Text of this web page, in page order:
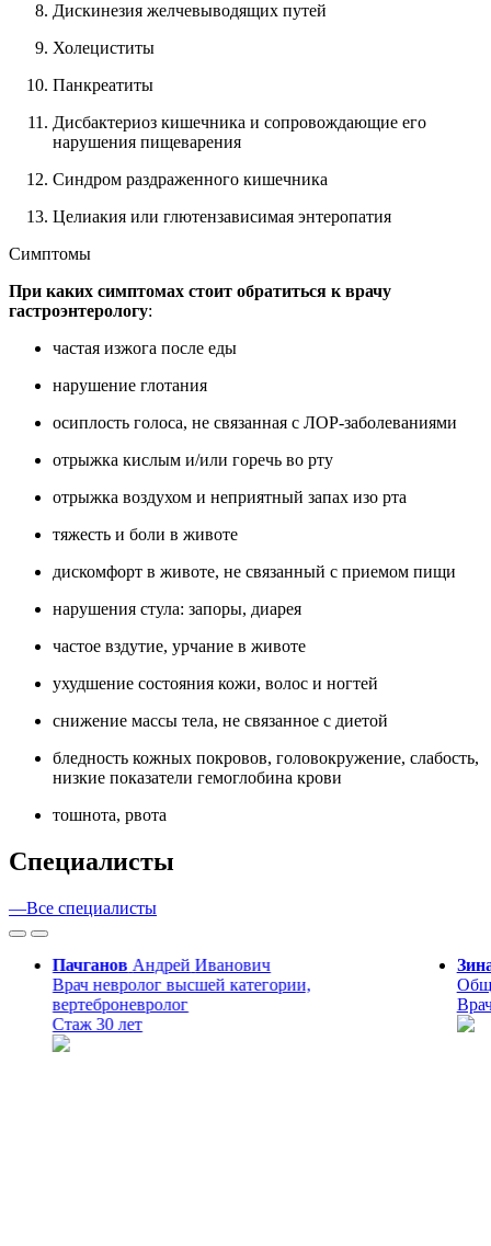
Дискинезия желчевыводящих путей
Холециститы
Панкреатиты
Дисбактериоз кишечника и сопровождающие его
нарушения пищеварения
Синдром раздраженного кишечника
Целиакия или глютензависимая энтеропатия
Симптомы
При каких симптомах стоит обратиться к врачу
гастроэнтерологу:
частая изжога после еды
нарушение глотания
осиплость голоса, не связанная с ЛОР-заболеваниями
отрыжка кислым и/или горечь во рту
отрыжка воздухом и неприятный запах изо рта
тяжесть и боли в животе
дискомфорт в животе, не связанный с приемом пищи
нарушения стула: запоры, диарея
частое вздутие, урчание в животе
ухудшение состояния кожи, волос и ногтей
снижение массы тела, не связанное с диетой
бледность кожных покровов, головокружение, слабость,
низкие показатели гемоглобина крови
тошнота, рвота
Cпециалисты
—Все специалисты
Пачганов Андрей Иванович
Врач невролог высшей категории,
вертеброневролог
Стаж 30 лет